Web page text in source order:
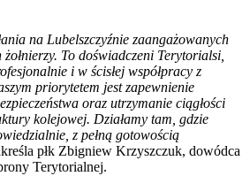
na Lubelszczyźnie zaangażowanych
To doświadczeni Terytorialsi,
i w ścisłej współpracy z
priorytetem jest zapewnienie
oraz utrzymanie ciągłości
kolejowej. Działamy tam, gdzie
z pełną gotowością
płk Zbigniew Krzyszczuk, dowódca
Terytorialnej.